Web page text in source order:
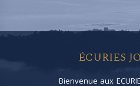
ÉCURIES
Bienvenue aux